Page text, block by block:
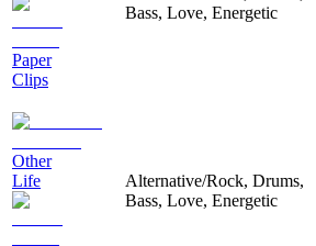
Paper
Clips
Bass, Love, Energetic
Other
Life
Alternative/Rock, Drums,
Bass, Love, Energetic